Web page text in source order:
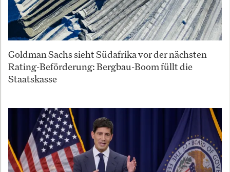
Goldman Sachs sieht Südafrika vor der nächsten
Rating-Beförderung: Bergbau-Boom füllt die
Staatskasse